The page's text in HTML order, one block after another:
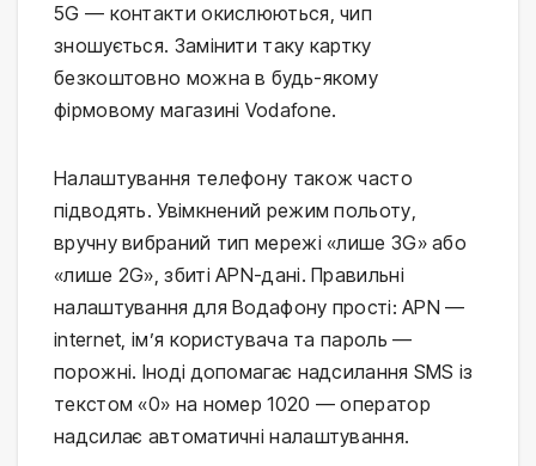
5G — контакти окислюються, чип
зношується. Замінити таку картку
безкоштовно можна в будь-якому
фірмовому магазині Vodafone.
Налаштування телефону також часто
підводять. Увімкнений режим польоту,
вручну вибраний тип мережі «лише 3G» або
«лише 2G», збиті APN-дані. Правильні
налаштування для Водафону прості: APN —
internet, ім’я користувача та пароль —
порожні. Іноді допомагає надсилання SMS із
текстом «0» на номер 1020 — оператор
надсилає автоматичні налаштування.